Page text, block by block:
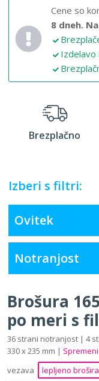
Cene so
8 dneh.
Izdelavo
Brezplačno
Izberi s filtri:
Ovitek
Notranjost
Brošura
po meri s
36 strani notranjost | 4
330 x 235 mm | Spremeni
vezava
lepljeno